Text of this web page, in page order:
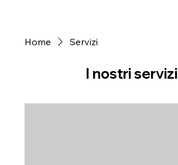
Home Servizi
I nostri servizi